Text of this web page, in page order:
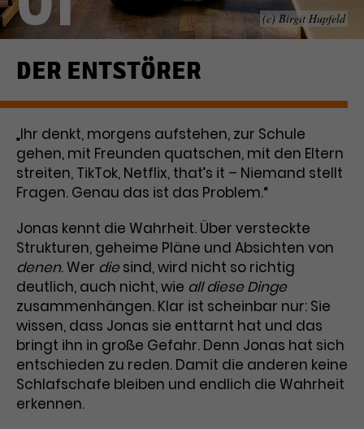
Laufzeit 1 Tag
Zweck
Dieses Cookie wird von Google
Analytics installiert. Das Cookie
wird verwendet, um Informationen
Besucher*innen eine Website
nutzen, und hilft bei der Erstellung
eines Analyseberichts über die
Performance der Website. Die
anonymisierter Form die Anzahl
der Besuche, die Quelle, aus der sie
stammen, und die besuchten
Seiten.
Name _gat_UA-63561367-1
Anbieter Google Analytics
Name _gcl_aw
Anbieter Google Ads
Laufzeit 3 Monate
Dieses Cookie speichert
Informationen zu Werbeklicks und
Conversions zu Google Ads-
Kampagnen.
Name _gcl_dc
Anbieter Google / DoubleClick
Laufzeit 3 Monate
(c) Birgit Hupfeld
DER ENTSTÖRER
„Ihr denkt, morgens aufstehen, zur Schule
gehen, mit Freunden quatschen, mit den Eltern
streiten, TikTok, Netflix, that’s it – Niemand stellt
Fragen. Genau das ist das Problem.“
Jonas kennt die Wahrheit. Über versteckte
Strukturen, geheime Pläne und Absichten von
denen. Wer diesind, wird nicht so richtig
deutlich, auch nicht, wie all diese Dinge
zusammenhängen. Klar ist scheinbar nur: Sie
wissen, dass Jonas sie enttarnt hat und das
bringt ihn in große Gefahr. Denn Jonas hat sich
entschieden zu reden. Damit die anderen keine
Schlafschafe bleiben und endlich die Wahrheit
erkennen.